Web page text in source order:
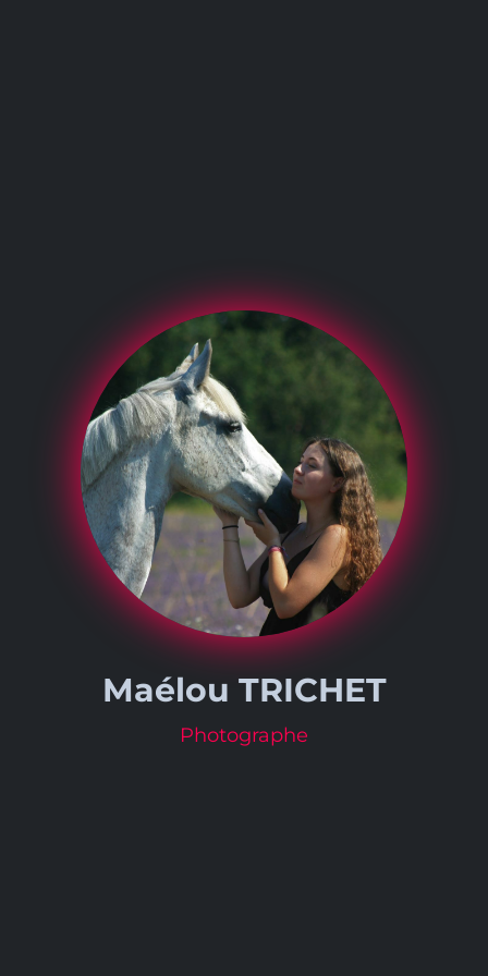
Maélou TRICHET
Photographe